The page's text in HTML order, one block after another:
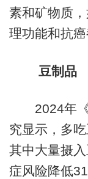
素和矿物质
理功能和抗癌
豆制品
2024年《
究显示，多
其中大量摄
症风险降低